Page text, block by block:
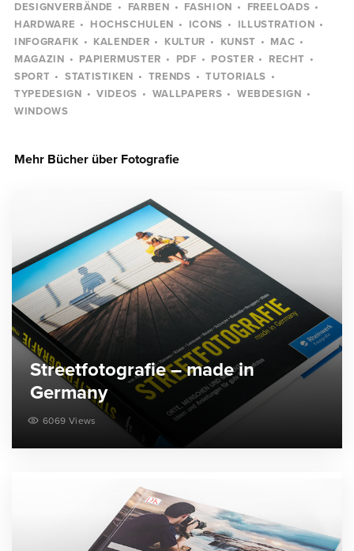
DESIGNVERBÄNDE
FARBEN FASHION
FREELOADS
HARDWARE
HOCHSCHULEN ICONS
ILLUSTRATION
INFOGRAFIK
KALENDER KULTUR KUNST
MAC
MAGAZIN
PAPIERMUSTER PDF POSTER
RECHT
SPORT
STATISTIKEN TRENDS
TUTORIALS
TYPEDESIGN
VIDEOS WALLPAPERS
WEBDESIGN
WINDOWS
Mehr Bücher über Fotografie
Streetfotografie – made in
Germany
6069 Views